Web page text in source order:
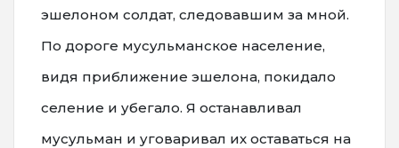
эшелоном солдат, следовавшим за мной.
По дороге мусульманское население,
видя приближение эшелона, покидало
селение и убегало. Я останавливал
мусульман и уговаривал их оставаться на